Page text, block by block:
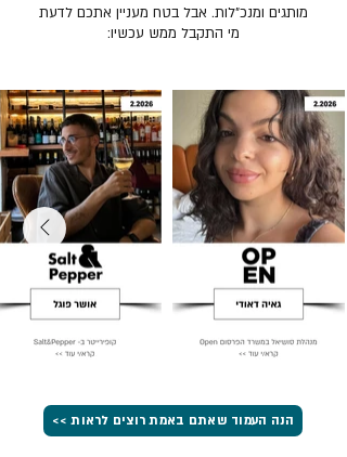
מותגים ומנכ״לות. אבל בטח מעניין אתכם לדעת
מי התקבל ממש עכשיו:
הנה העמוד שאתם באמת רוצים לראות >>